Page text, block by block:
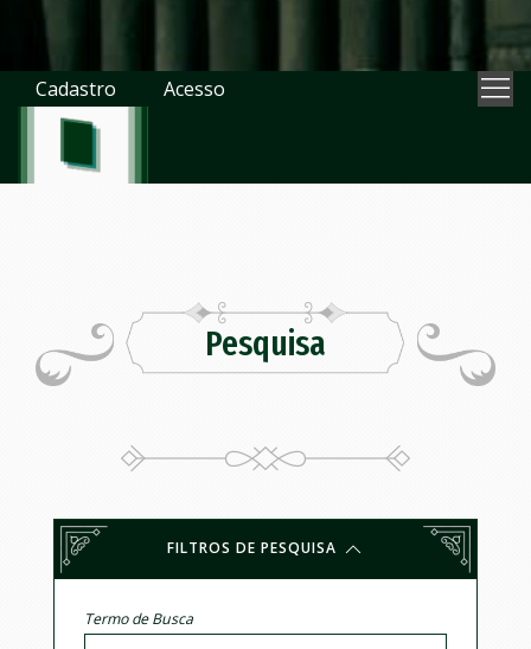
Cadastro Acesso
Pesquisa
FILTROS DE PESQUISA
Termo de Busca